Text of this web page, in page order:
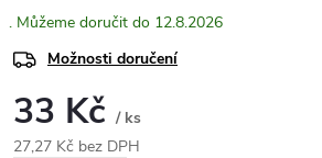
12.8.2026
Možnosti doručení
33 Kč / ks
27,27 Kč bez DPH